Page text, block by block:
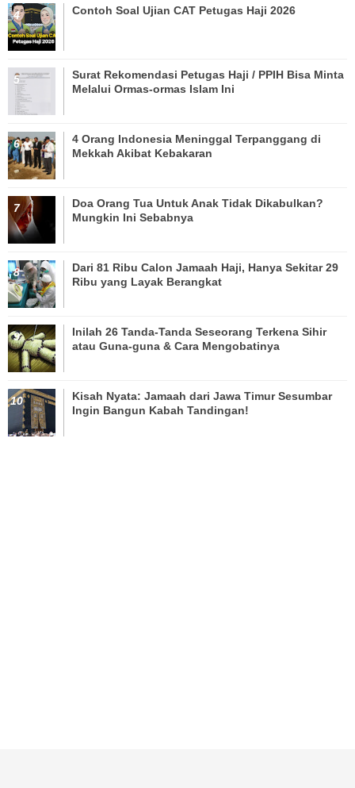
Contoh Soal Ujian CAT Petugas Haji 2026
Surat Rekomendasi Petugas Haji / PPIH Bisa Minta
Melalui Ormas-ormas Islam Ini
4 Orang Indonesia Meninggal Terpanggang di
Mekkah Akibat Kebakaran
Doa Orang Tua Untuk Anak Tidak Dikabulkan?
Mungkin Ini Sebabnya
Dari 81 Ribu Calon Jamaah Haji, Hanya Sekitar 29
Ribu yang Layak Berangkat
Inilah 26 Tanda-Tanda Seseorang Terkena Sihir
atau Guna-guna & Cara Mengobatinya
Kisah Nyata: Jamaah dari Jawa Timur Sesumbar
Ingin Bangun Kabah Tandingan!